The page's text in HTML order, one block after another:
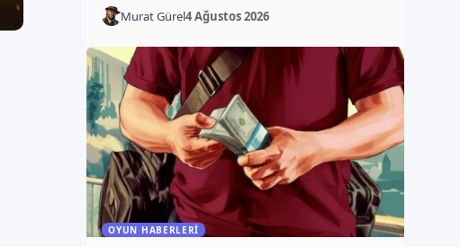
Murat Gürel4 Ağustos 2026
OYUN HABERLERI